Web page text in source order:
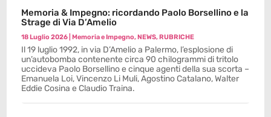
Memoria & Impegno: ricordando Paolo Borsellino e la
Strage di Via D’Amelio
18 Luglio 2026 |Memoria e Impegno,NEWS,RUBRICHE
Il 19 luglio 1992, in via D’Amelio a Palermo, l’esplosione di
un’autobomba contenente circa 90 chilogrammi di tritolo
uccideva Paolo Borsellino e cinque agenti della sua scorta –
Emanuela Loi, Vincenzo Li Muli, Agostino Catalano, Walter
Eddie Cosina e Claudio Traina.